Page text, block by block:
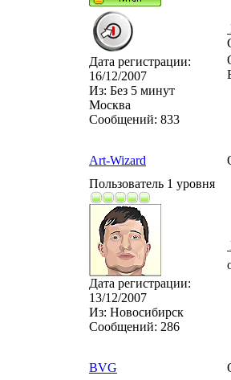
Дата регистрации:
16/12/2007
Из: Без 5 минут
Москва
Сообщений: 833
Art-Wizard
Пользователь 1 уровня
Дата регистрации:
13/12/2007
Из: Новосибирск
Сообщений: 286
BVG